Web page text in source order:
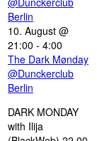
Berlin
10. August @
21:00 - 4:00
The Dark Mønday
@Dunckerclub
Berlin
DARK MONDAY
with Ilija